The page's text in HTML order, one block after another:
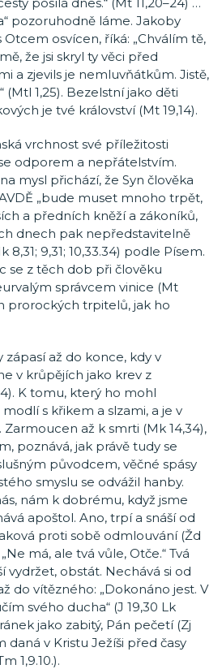
pozoruhodně láme. Jakoby
Otcem osvícen, říká: „Chválím tě,
že jsi skryl ty věci před
a zjevils je nemluvňátkům. Jistě,
(Mtl 1,25). Bezelstní jako děti
je tvé království (Mt 19,14).
vrchnost své příležitosti
odporem a nepřátelstvím.
mysl přichází, že Syn člověka
„bude muset mnoho trpět,
a předních kněží a zákoníků,
dnech pak nepředstavitelně
8,31; 9,31; 10,33.34) podle Písem.
se z těch dob při člověku
správcem vinice (Mt
prorockých trpitelů, jak ho
až do konce, kdy v
v krůpějích jako krev z
K tomu, který ho mohl
s křikem a slzami, a je v
až k smrti (Mk 14,34),
poznává, jak právě tudy se
původcem, věčné spásy
smyslu se odvážil hanby.
nám k dobrému, když jsme
apoštol. Ano, trpí a snáší od
proti sobě odmlouvání (Žd
„Ne má, ale tvá vůle, Otče.“ Tvá
vydržet, obstát. Nechává si od
do vítězného: „Dokonáno jest. V
svého ducha“ (J 19,30 Lk
jako zabitý, Pán pečetí (Zj
daná v Kristu Ježíši před časy
1,9.10.).